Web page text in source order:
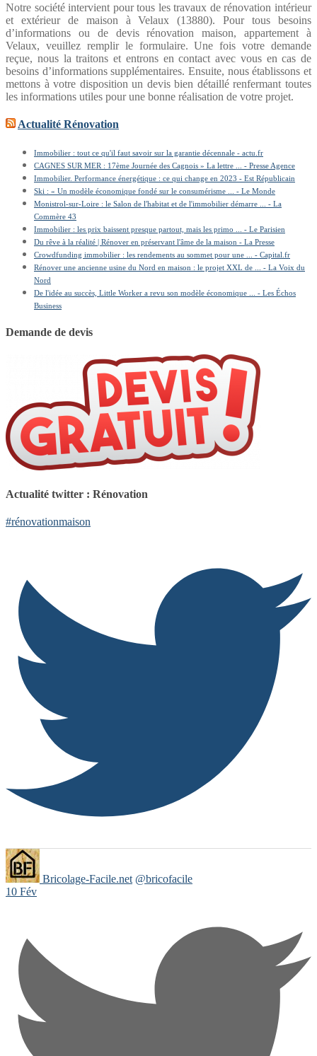
Notre société intervient pour tous les travaux de rénovation intérieur
et extérieur de maison à Velaux (13880). Pour tous besoins
d’informations ou de devis rénovation maison, appartement à
Velaux, veuillez remplir le formulaire. Une fois votre demande
reçue, nous la traitons et entrons en contact avec vous en cas de
besoins d’informations supplémentaires. Ensuite, nous établissons et
mettons à votre disposition un devis bien détaillé renfermant toutes
les informations utiles pour une bonne réalisation de votre projet.
Actualité Rénovation
Immobilier : tout ce qu'il faut savoir sur la garantie décennale - actu.fr
CAGNES SUR MER : 17ème Journée des Cagnois » La lettre ... - Presse Agence
Immobilier. Performance énergétique : ce qui change en 2023 - Est Républicain
Ski : « Un modèle économique fondé sur le consumérisme ... - Le Monde
Monistrol-sur-Loire : le Salon de l'habitat et de l'immobilier démarre ... - La
Commère 43
Immobilier : les prix baissent presque partout, mais les primo ... - Le Parisien
Du rêve à la réalité | Rénover en préservant l'âme de la maison - La Presse
Crowdfunding immobilier : les rendements au sommet pour une ... - Capital.fr
Rénover une ancienne usine du Nord en maison : le projet XXL de ... - La Voix du
Nord
De l'idée au succès, Little Worker a revu son modèle économique ... - Les Échos
Business
Demande de devis
Actualité twitter : Rénovation
#rénovationmaison
Bricolage-Facile.net @bricofacile
10 Fév